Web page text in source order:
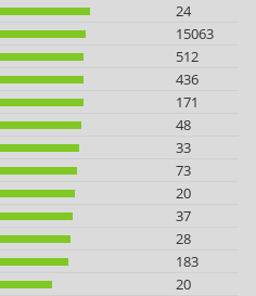
24
15063
512
436
171
48
33
73
20
37
28
183
20